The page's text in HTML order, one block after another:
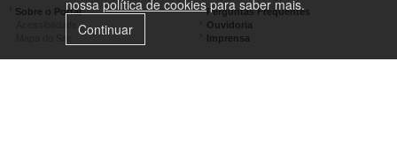
nossa política de cookiespara saber mais.
Continuar
Sobre o Portal
Perguntas Frequentes
Ouvidoria
Imprensa